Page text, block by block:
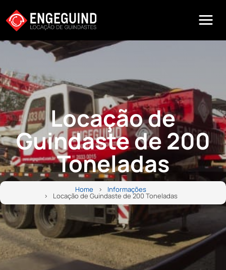
Locação de
Guindaste de 200
Toneladas
Home Informações
Locação de Guindaste de 200 Toneladas